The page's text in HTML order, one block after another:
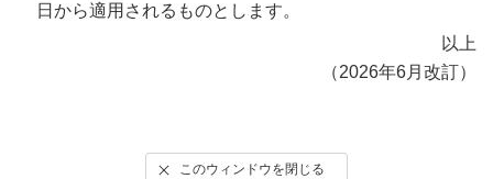
日から適用されるものとします。
以上
（2026年6月改訂）
このウィンドウを閉じる